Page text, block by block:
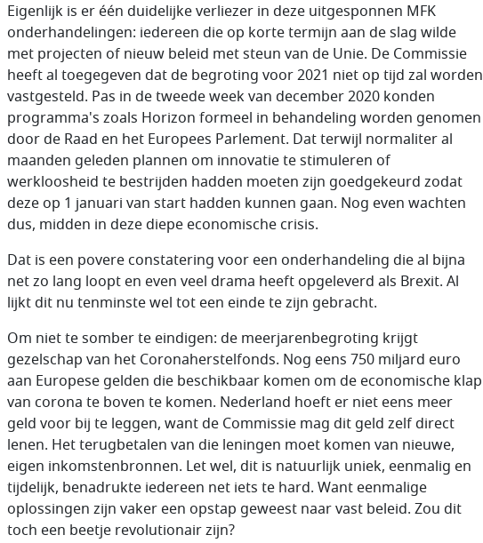
Eigenlijk is er één duidelijke verliezer in deze uitgesponnen MFK
onderhandelingen: iedereen die op korte termijn aan de slag wilde
met projecten of nieuw beleid met steun van de Unie. De Commissie
heeft al toegegeven dat de begroting voor 2021 niet op tijd zal worden
vastgesteld. Pas in de tweede week van december 2020 konden
programma's zoals Horizon formeel in behandeling worden genomen
door de Raad en het Europees Parlement. Dat terwijl normaliter al
maanden geleden plannen om innovatie te stimuleren of
werkloosheid te bestrijden hadden moeten zijn goedgekeurd zodat
deze op 1 januari van start hadden kunnen gaan. Nog even wachten
dus, midden in deze diepe economische crisis.
Dat is een povere constatering voor een onderhandeling die al bijna
net zo lang loopt en even veel drama heeft opgeleverd als Brexit. Al
lijkt dit nu tenminste wel tot een einde te zijn gebracht.
Om niet te somber te eindigen: de meerjarenbegroting krijgt
gezelschap van het Coronaherstelfonds. Nog eens 750 miljard euro
aan Europese gelden die beschikbaar komen om de economische klap
van corona te boven te komen. Nederland hoeft er niet eens meer
geld voor bij te leggen, want de Commissie mag dit geld zelf direct
lenen. Het terugbetalen van die leningen moet komen van nieuwe,
eigen inkomstenbronnen. Let wel, dit is natuurlijk uniek, eenmalig en
tijdelijk, benadrukte iedereen net iets te hard. Want eenmalige
oplossingen zijn vaker een opstap geweest naar vast beleid. Zou dit
toch een beetje revolutionair zijn?